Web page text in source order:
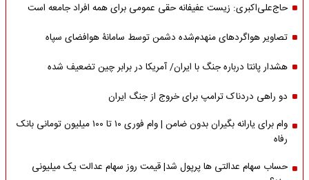
حاج‌علی‌اکبری: زیست عفیفانه حقی عمومی برای همه افراد جامعه است
تصاویر هواگردهای منهدم‌شده دشمن توسط سامانۀ هوافضای سپاه
هشدار پانتا درباره جنگ با ایران/ آمریکا در برابر چین تضعیف شده
دو راهی دردناک ترامپ برای خروج از جنگ ایران
وام برای یارانه بگیران بدون ضامن | وام فوری ۱۰ تا ۱۰۰ میلیون تومانی بانک
رفاه
حساب سهام عدالتی ها پرپول شد| قیمت روز سهام عدالت یک میلیونی